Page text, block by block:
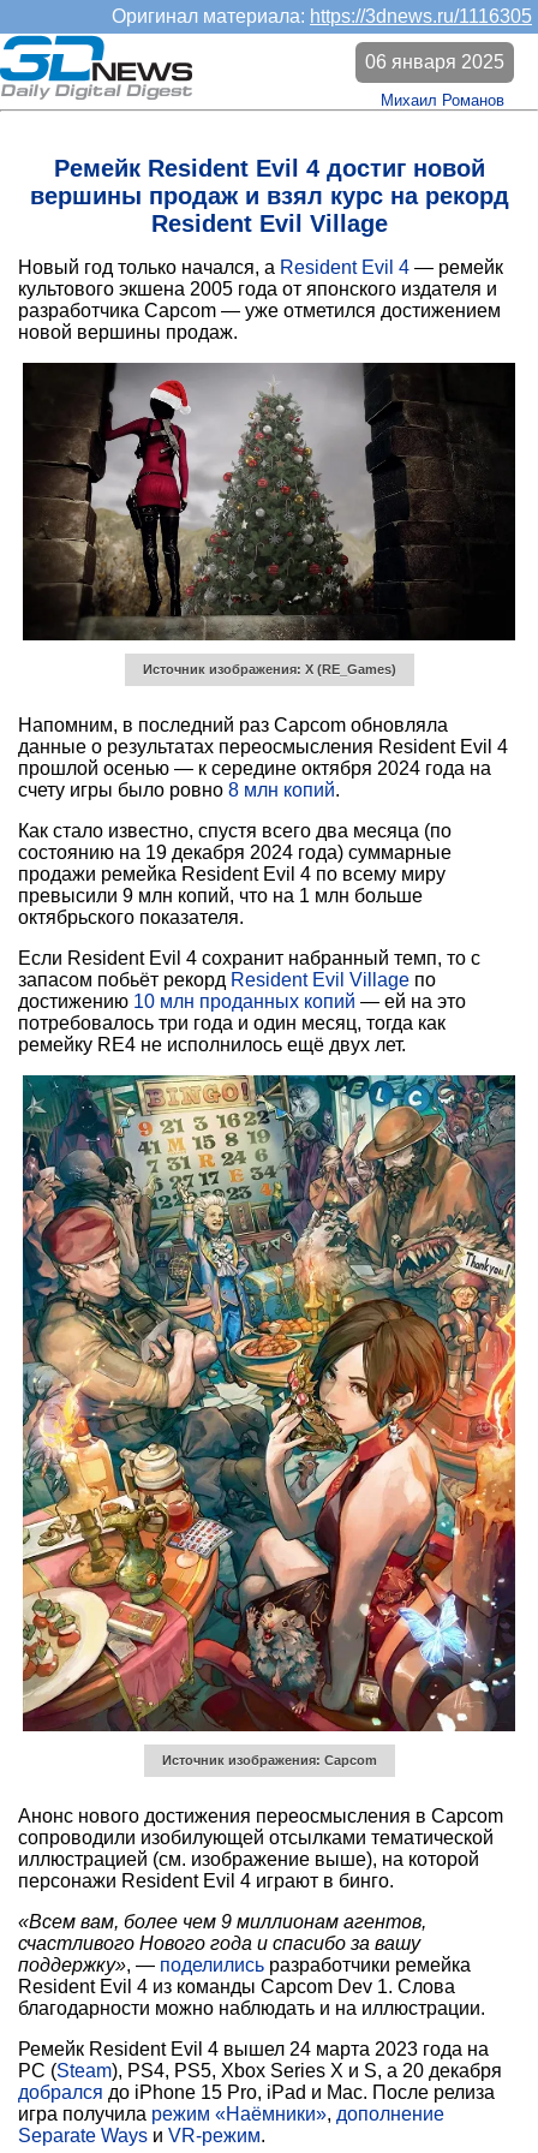
Оригинал материала: https://3dnews.ru/1116305
Ремейк Resident Evil 4 достиг новой
вершины продаж и взял курс на рекорд
Resident Evil Village
06 января 2025
Михаил Романов
Новый год только начался, а Resident Evil 4 — ремейк
культового экшена 2005 года от японского издателя и
разработчика Capcom — уже отметился достижением
новой вершины продаж.
Источник изображения: X (RE_Games)
Напомним, в последний раз Capcom обновляла
данные о результатах переосмысления Resident Evil 4
прошлой осенью — к середине октября 2024 года на
счету игры было ровно 8 млн копий.
Как стало известно, спустя всего два месяца (по
состоянию на 19 декабря 2024 года) суммарные
продажи ремейка Resident Evil 4 по всему миру
превысили 9 млн копий, что на 1 млн больше
октябрьского показателя.
Если Resident Evil 4 сохранит набранный темп, то с
запасом побьёт рекорд Resident Evil Village по
достижению 10 млн проданных копий — ей на это
потребовалось три года и один месяц, тогда как
ремейку RE4 не исполнилось ещё двух лет.
Источник изображения: Capcom
Анонс нового достижения переосмысления в Capcom
сопроводили изобилующей отсылками тематической
иллюстрацией (см. изображение выше), на которой
персонажи Resident Evil 4 играют в бинго.
«Всем вам, более чем 9 миллионам агентов,
счастливого Нового года и спасибо за вашу
поддержку», — поделились разработчики ремейка
Resident Evil 4 из команды Capcom Dev 1. Слова
благодарности можно наблюдать и на иллюстрации.
Ремейк Resident Evil 4 вышел 24 марта 2023 года на
PC (Steam), PS4, PS5, Xbox Series X и S, а 20 декабря
добрался до iPhone 15 Pro, iPad и Mac. После релиза
игра получила режим «Наёмники», дополнение
Separate Ways и VR-режим.